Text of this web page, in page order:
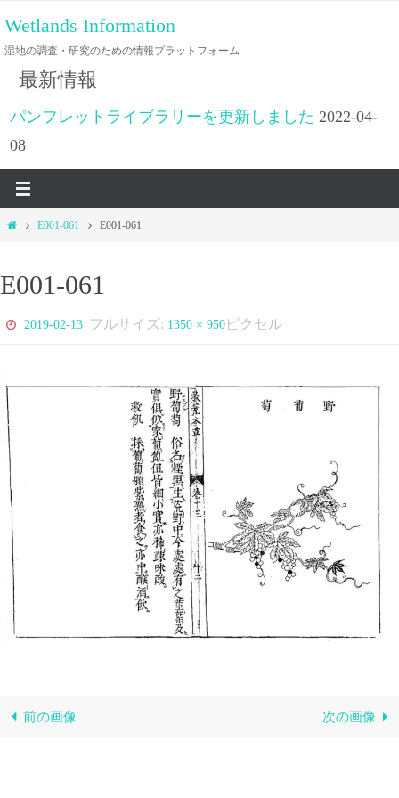
ン
テ
ツ
ス
プ
Wetlands Information
湿地の調査・研究のための情報プラットフォーム
最新情報
パンフレットライブラリーを更新しました 2022-04-
08
ホ
E001-061 E001-061
E001-061
2019-02-13 フルサイズ: 1350 × 950 ピクセル
前の画像 次の画像